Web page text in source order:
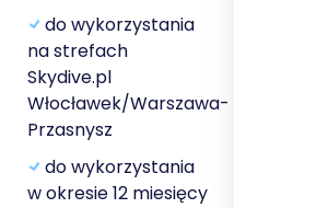
do wykorzystania
na strefach
Skydive.pl
Włocławek/Warszawa-
Przasnysz
do wykorzystania
w okresie 12 miesięcy